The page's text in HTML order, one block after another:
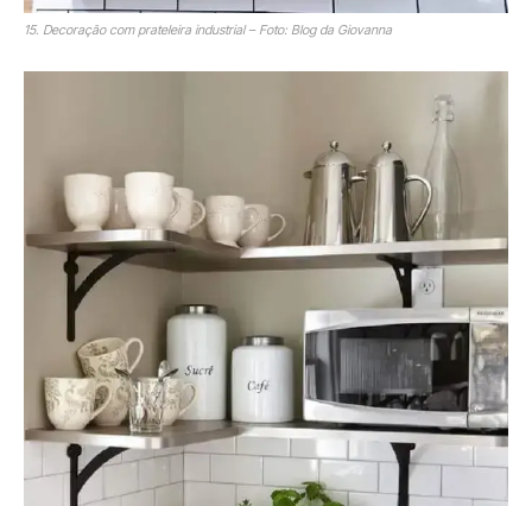
15. Decoração com prateleira industrial – Foto: Blog da Giovanna